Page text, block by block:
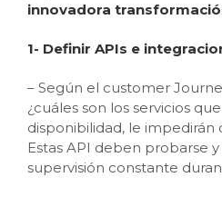
innovadora
1- Definir APIs e
– Según el customer
¿cuáles son los servicios
disponibilidad, le impedirán
Estas API deben probarse
supervisión constante